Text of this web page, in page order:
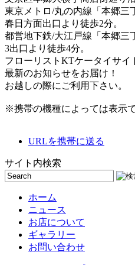
東京メトロ/丸の内線「本郷三
春日方面出口より徒歩2分。
都営地下鉄/大江戸線「本郷三
3出口より徒歩4分。
フローリストKTケータイサイ
最新のお知らせをお届け！
お越しの際にご利用下さい。
※携帯の機種によっては表示
URLを携帯に送る
サイト内検索
ホーム
ニュース
お店について
ギャラリー
お問い合わせ